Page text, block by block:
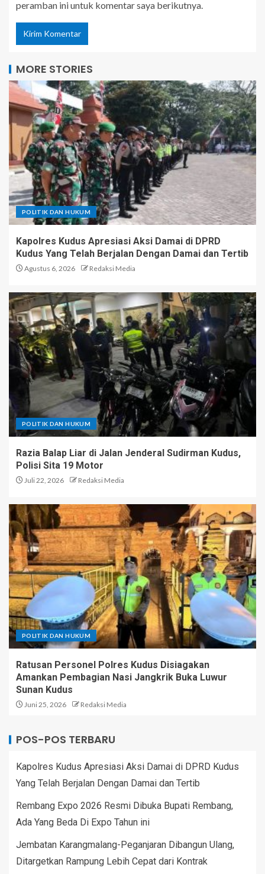
peramban ini untuk komentar saya berikutnya.
MORE STORIES
POLITIK DAN HUKUM
Kapolres Kudus Apresiasi Aksi Damai di DPRD
Kudus Yang Telah Berjalan Dengan Damai dan Tertib
Agustus 6, 2026 Redaksi Media
POLITIK DAN HUKUM
Razia Balap Liar di Jalan Jenderal Sudirman Kudus,
Polisi Sita 19 Motor
Juli 22, 2026 Redaksi Media
POLITIK DAN HUKUM
Ratusan Personel Polres Kudus Disiagakan
Amankan Pembagian Nasi Jangkrik Buka Luwur
Sunan Kudus
Juni 25, 2026 Redaksi Media
POS-POS TERBARU
Kapolres Kudus Apresiasi Aksi Damai di DPRD Kudus
Yang Telah Berjalan Dengan Damai dan Tertib
Rembang Expo 2026 Resmi Dibuka Bupati Rembang,
Ada Yang Beda Di Expo Tahun ini
Jembatan Karangmalang-Peganjaran Dibangun Ulang,
Ditargetkan Rampung Lebih Cepat dari Kontrak